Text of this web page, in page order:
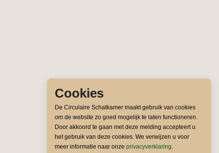
Cookies
De Circulaire Schatkamer maakt gebruik van cookies
om de website zo goed mogelijk te laten functioneren.
Door akkoord te gaan met deze melding accepteert u
het gebruik van deze cookies. We verwijzen u voor
meer informatie naar onze privacyverklaring.